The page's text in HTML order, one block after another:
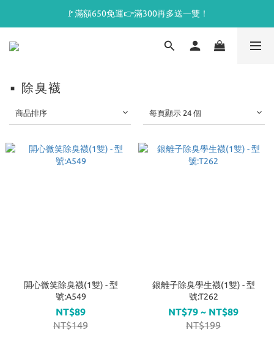
🚩滿額650免運👉滿300再多送一雙！
▪ 除臭襪
商品排序 每頁顯示 24 個
開心微笑除臭襪(1雙) - 型
號:A549
NT$89
NT$149
銀離子除臭學生襪(1雙) - 型
號:T262
NT$79 ~ NT$89
NT$199